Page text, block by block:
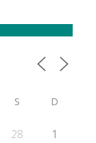
S D
28 1